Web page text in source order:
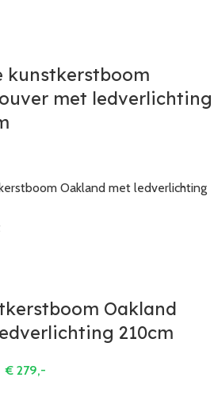
kunstkerstboom
met ledverlichting
Oakland
210cm
€ 279,-